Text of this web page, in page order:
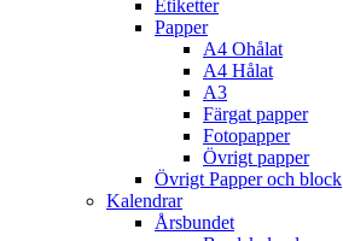
Etiketter
Papper
A4 Ohålat
A4 Hålat
A3
Färgat papper
Fotopapper
Övrigt papper
Övrigt Papper och block
Kalendrar
Årsbundet